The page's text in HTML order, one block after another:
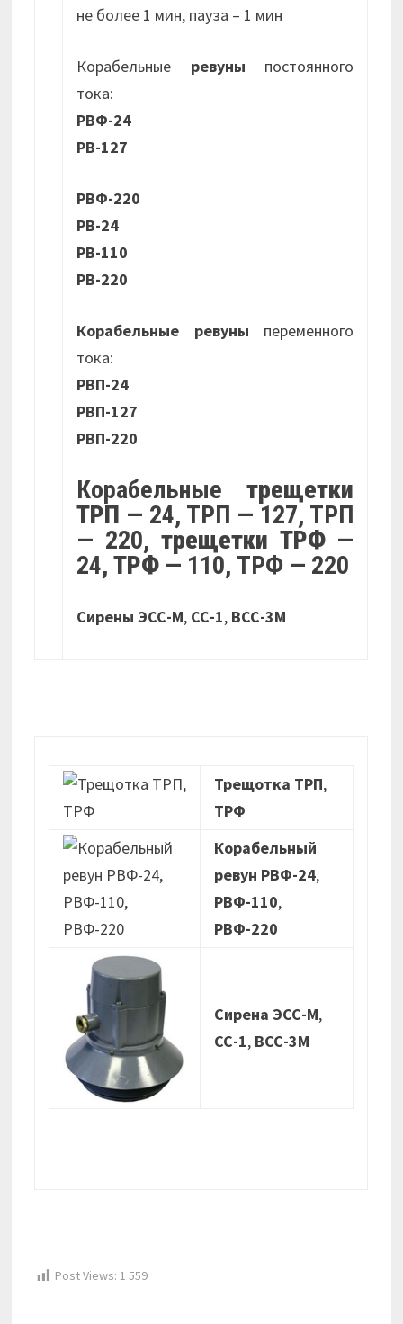
не более 1 мин, пауза – 1 мин
Корабельные ревуны постоянного
тока:
РВФ-24
РВ-127
РВФ-220
РВ-24
РВ-110
РВ-220
Корабельные ревуны переменного
тока:
РВП-24
РВП-127
РВП-220
Корабельныетрещетки
ТРП — 24, ТРП — 127, ТРП
— 220, трещетки ТРФ—
24,ТРФ — 110, ТРФ — 220
Сирены ЭСС-М, СС-1, ВСС-3М
Трещотка ТРП,
ТРФ
Корабельный
ревун РВФ-24,
РВФ-110,
РВФ-220
Сирена ЭСС-М,
СС-1, ВСС-3М
Post Views: 1 559